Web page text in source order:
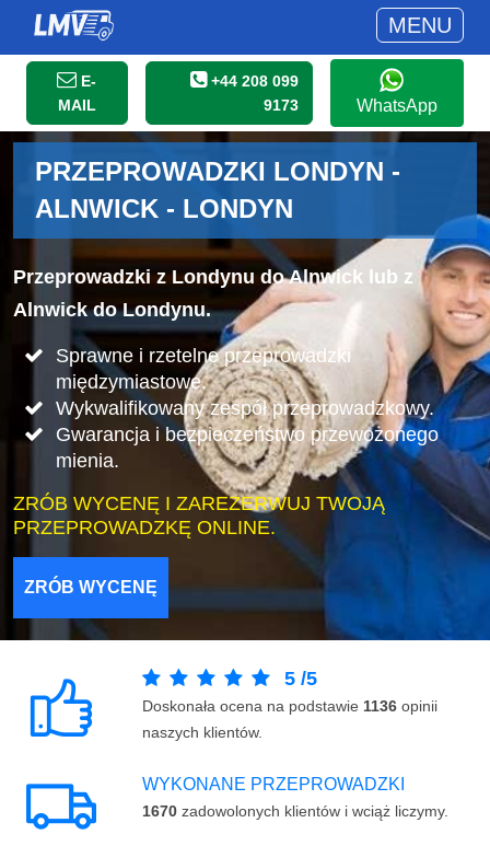
MENU
E-
MAIL
+44 208 099
9173
WhatsApp
PRZEPROWADZKI LONDYN -
ALNWICK - LONDYN
Przeprowadzki z Londynu do Alnwick lub z
Alnwick do Londynu.
Sprawne i rzetelne przeprowadzki
międzymiastowe.
Wykwalifikowany zespół przeprowadzkowy.
Gwarancja i bezpieczeństwo przewożonego
mienia.
ZRÓB WYCENĘ I ZAREZERWUJ TWOJĄ
PRZEPROWADZKĘ ONLINE.
ZRÓB WYCENĘ
5 /5
Doskonała ocena na podstawie 1136 opinii
naszych klientów.
WYKONANE PRZEPROWADZKI
1670 zadowolonych klientów i wciąż liczymy.